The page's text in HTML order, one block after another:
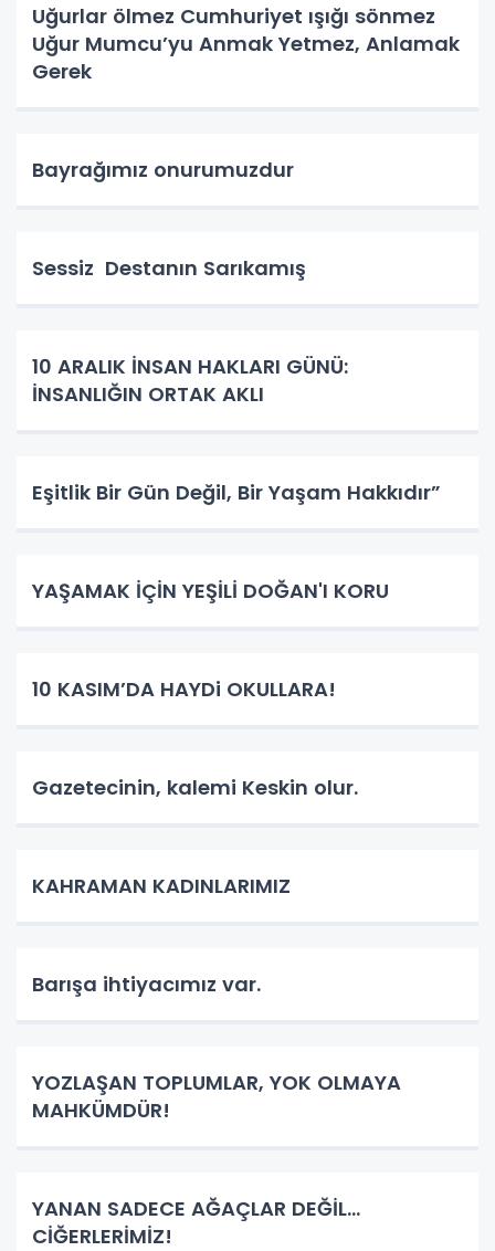
Uğurlar ölmez Cumhuriyet ışığı sönmez
Uğur Mumcu’yu Anmak Yetmez, Anlamak
Gerek
Bayrağımız onurumuzdur
Sessiz Destanın Sarıkamış
10 ARALIK İNSAN HAKLARI GÜNÜ:
İNSANLIĞIN ORTAK AKLI
Eşitlik Bir Gün Değil, Bir Yaşam Hakkıdır”
YAŞAMAK İÇİN YEŞİLİ DOĞAN'I KORU
10 KASIM’DA HAYDi OKULLARA!
Gazetecinin, kalemi Keskin olur.
KAHRAMAN KADINLARIMIZ
Barışa ihtiyacımız var.
YOZLAŞAN TOPLUMLAR, YOK OLMAYA
MAHKÜMDÜR!
YANAN SADECE AĞAÇLAR DEĞİL…
CİĞERLERİMİZ!